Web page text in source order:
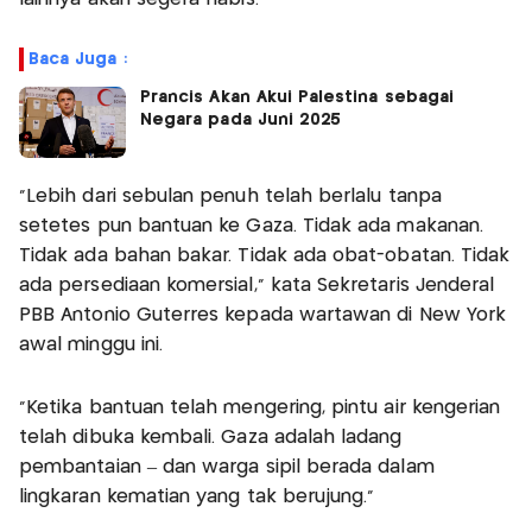
Baca Juga :
Prancis Akan Akui Palestina sebagai
Negara pada Juni 2025
"Lebih dari sebulan penuh telah berlalu tanpa
setetes pun bantuan ke Gaza. Tidak ada makanan.
Tidak ada bahan bakar. Tidak ada obat-obatan. Tidak
ada persediaan komersial," kata Sekretaris Jenderal
PBB Antonio Guterres kepada wartawan di New York
awal minggu ini.
"Ketika bantuan telah mengering, pintu air kengerian
telah dibuka kembali. Gaza adalah ladang
pembantaian – dan warga sipil berada dalam
lingkaran kematian yang tak berujung."